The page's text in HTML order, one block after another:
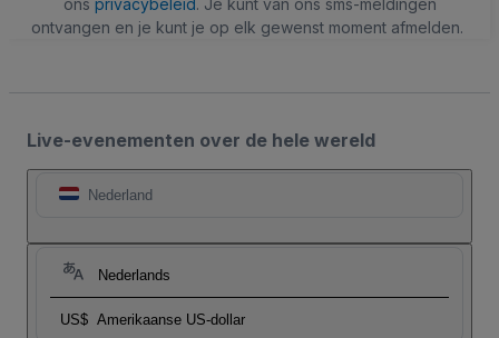
ons privacybeleid. Je kunt van ons sms-meldingen
ontvangen en je kunt je op elk gewenst moment afmelden.
Live-evenementen over de hele wereld
Nederland
Nederlands
US$ Amerikaanse US-dollar